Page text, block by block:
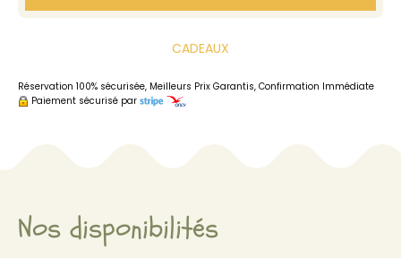
CADEAUX
Réservation 100% sécurisée, Meilleurs Prix Garantis, Confirmation Immédiate
Paiement sécurisé par
Nos disponibilités